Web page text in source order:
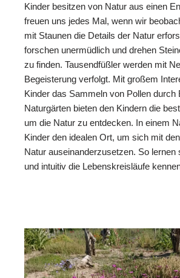
Kinder besitzen von Natur aus einen
freuen uns jedes Mal, wenn wir
mit Staunen die Details der Natur
forschen unermüdlich und drehen
zu finden. Tausendfüßler werden mit
Begeisterung verfolgt. Mit großem
Kinder das Sammeln von Pollen durch
Naturgärten bieten den Kindern die
um die Natur zu entdecken. In einem
Kinder den idealen Ort, um sich mit
Natur auseinanderzusetzen. So lernen
und intuitiv die Lebenskreisläufe